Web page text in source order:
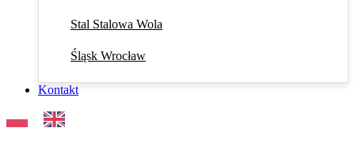
Stal Stalowa Wola
Śląsk Wrocław
Kontakt